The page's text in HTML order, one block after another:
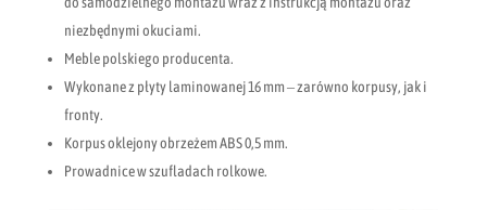
niezbędnymi okuciami.
Meble polskiego producenta.
Wykonane z płyty laminowanej 16 mm – zarówno korpusy, jak i
fronty.
Korpus oklejony obrzeżem ABS 0,5 mm.
Prowadnice w szufladach rolkowe.